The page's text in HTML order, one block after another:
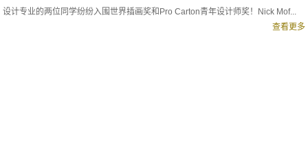
设计专业的两位同学纷纷入围世界插画奖和Pro Carton青年设计师奖！Nick Mof...
查看更多